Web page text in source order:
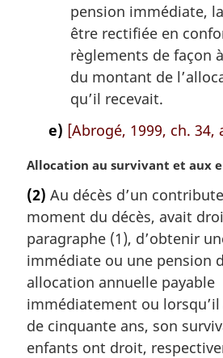
pension immédiate,
être rectifiée en
règlements de façon
du montant de
qu’il recevait.
e) [Abrogé, 1999, ch. 34,
N
t
e
m
a
g
i
n
a
Allocation au survivant et aux
(2) Au décès d’un
moment du décès, avait
paragraphe (1), d’obtenir
immédiate ou une pension
allocation annuelle payable
immédiatement ou
de cinquante ans, son
enfants ont droit,